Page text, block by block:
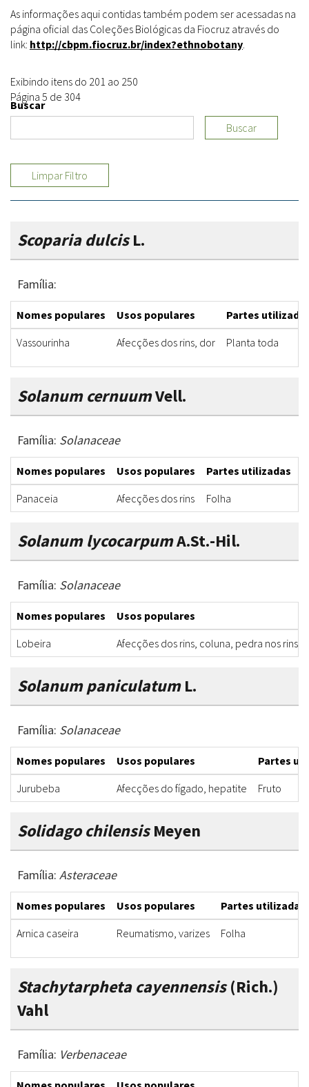
As informações aqui contidas também podem ser acessadas na
página oficial das Coleções Biológicas da Fiocruz através do
link: http://cbpm.fiocruz.br/index?ethnobotany.
Exibindo itens do 201 ao 250
Página 5 de 304
Buscar
Buscar
Limpar Filtro
Scoparia dulcisL.
Família:
Nomes populares Usos populares
Partes
Vassourinha
Afecções dos rins, dor Planta toda
Solanum cernuumVell.
Família: Solanaceae
Nomes populares Usos populares Partes utilizadas
Panaceia
Afecções dos rins Folha
Solanum lycocarpumA.St.-Hil.
Família: Solanaceae
Nomes populares
Usos populares
Lobeira
Afecções dos rins, coluna, pedra nos rins,
Solanum paniculatumL.
Família: Solanaceae
Nomes populares Usos populares
Partes
Jurubeba
Afecções do fígado, hepatite Fruto
Solidago chilensisMeyen
Família: Asteraceae
Nomes populares Usos populares
Partes utilizadas
Arnica caseira
Reumatismo, varizes Folha
Stachytarpheta cayennensis(Rich.)
Vahl
Família: Verbenaceae